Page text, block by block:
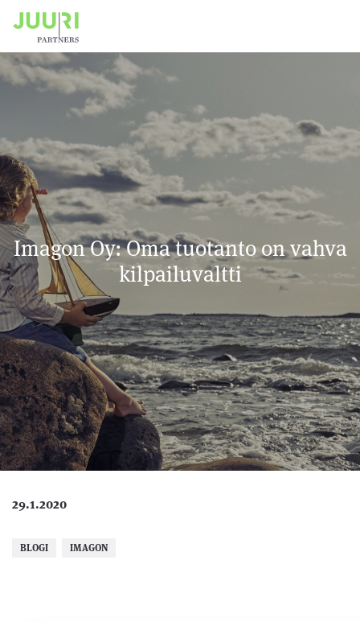
Imagon Oy: Oma tuotanto on vahva
kilpailuvaltti
29.1.2020
BLOGI IMAGON